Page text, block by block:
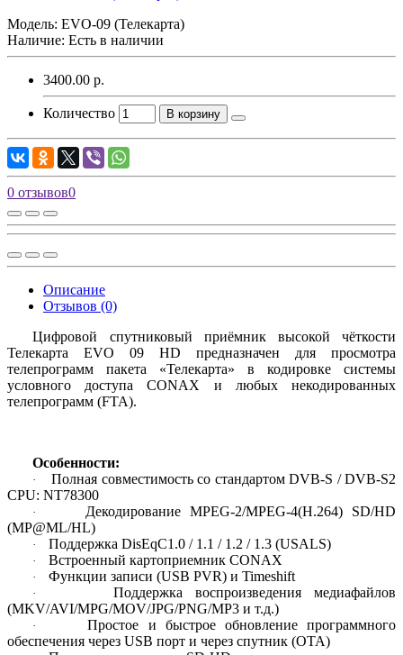
Модель: EVO-09 (Телекарта)
Наличие: Есть в наличии
3400.00 р.
Количество В корзину
0 отзывов0
Описание
Отзывов (0)
Цифровой спутниковый приёмник высокой чёткости
Телекарта EVO 09 HD предназначен для просмотра
телепрограмм пакета «Телекарта» в кодировке системы
условного доступа СОNАХ и любых некодированных
телепрограмм (FTA).
Особенности:
·
Полная совместимость со стандартом DVB-S / DVB-S2
CPU: NT78300
·
Декодирование MPEG-2/MPEG-4(H.264) SD/HD
(MP@ML/HL)
· Поддержка DisEqC1.0 / 1.1 / 1.2 / 1.3 (USALS)
· Встроенный картоприемник CONAX
· Функции записи (USB PVR) и Timeshift
·
Поддержка воспроизведения медиафайлов
(MKV/AVI/MPG/MOV/JPG/PNG/MP3 и т.д.)
·
Простое и быстрое обновление программного
обеспечения через USB порт и через спутник (OTA)